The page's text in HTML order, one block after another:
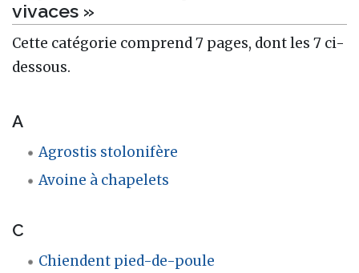
vivaces »
Cette catégorie comprend 7 pages, dont les 7 ci-
dessous.
A
Agrostis stolonifère
Avoine à chapelets
C
Chiendent pied-de-poule